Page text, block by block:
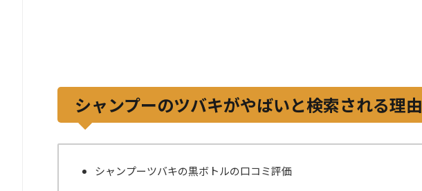
シャンプーのツバキがやばいと検索される理由
シャンプーツバキの黒ボトルの口コミ評価